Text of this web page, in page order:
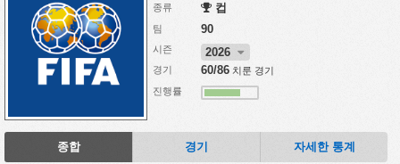
종류 컵
팀 90
시즌 2026
경기 60/86치룬 경기
진행률
종합 경기 자세한 통계